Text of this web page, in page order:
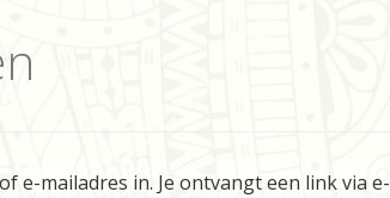
e-mailadres in. Je ontvangt een link via e-